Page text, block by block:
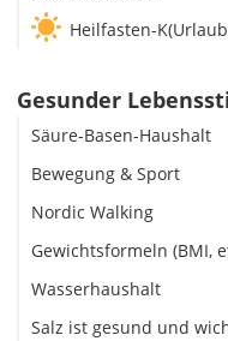
Heilfasten-
Gesunder
Säure-Basen-Haushalt
Bewegung & Sport
Nordic Walking
Gewichtsformeln (BMI,
Wasserhaushalt
Salz ist gesund und